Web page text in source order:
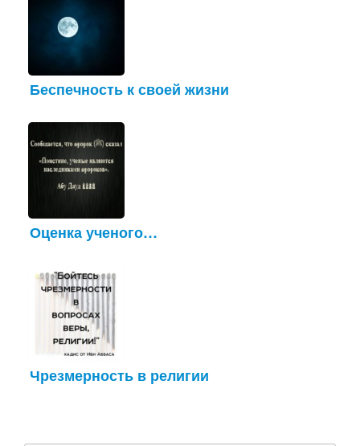
Беспечность к своей жизни
Оценка ученого…
Чрезмерность в религии